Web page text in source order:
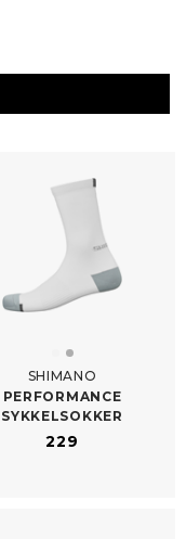
SHIMANO
PERFORMANCE
SYKKELSOKKER
229